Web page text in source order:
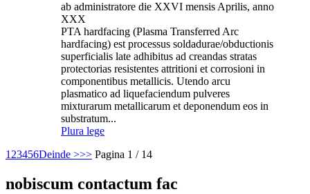
ab administratore die XXVI mensis Aprilis, anno
XXX
PTA hardfacing (Plasma Transferred Arc
hardfacing) est processus soldadurae/obductionis
superficialis late adhibitus ad creandas stratas
protectorias resistentes attritioni et corrosioni in
componentibus metallicis. Utendo arcu
plasmatico ad liquefaciendum pulveres
mixturarum metallicarum et deponendum eos in
substratum...
Plura lege
1 23456Deinde >>> Pagina 1 / 14
nobiscum contactum fac